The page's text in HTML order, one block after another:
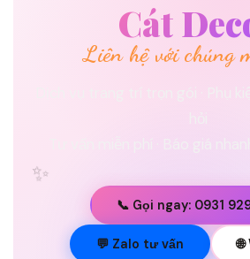
✨
Cát
Liên hệ với chúng
📞 Gọi ngay: 0931
💬 Zalo tư vấn